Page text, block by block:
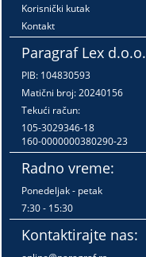
Korisnički kutak
Kontakt
Paragraf Lex d.o.o.
PIB: 104830593
Matični broj: 20240156
Tekući račun:
105-3029346-18
160-0000000380290-23
Radno vreme:
Ponedeljak - petak
7:30 - 15:30
Kontaktirajte nas: